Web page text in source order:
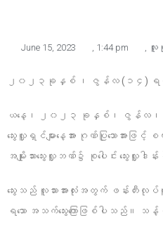
June 15, 2023 1:44 pm လူ
၂၀၂၃ခုနှစ် ၊ ဇွန်လ (၁၄)
ယနေ့၊ ၂၀၂၃ ခုနှစ်၊ ဇွန်လ၊ ၁၄
သွေးလှူရှင်များနေ့အား ဂုဏ်ပြုသောအားဖ
အမျိုးသားသွေးလှူဘဏ်၌ စုပေါင်း သွေးလှူဒါ
သွေးသည် လူသားအားလုံးအတွက် ဖန်းတီး
ရသော အသက်သွေးကြောဖြစ်ပါသည်။ သန့်